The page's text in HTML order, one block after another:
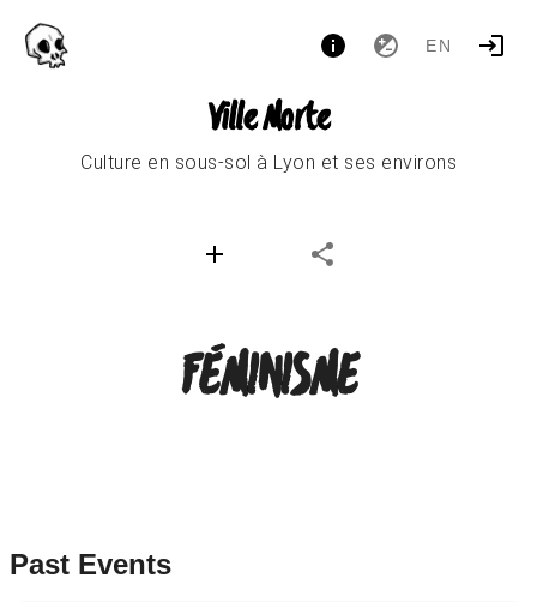
EN
Ville Morte
Culture en sous-sol à Lyon et ses environs
FÉMINISME
Past Events